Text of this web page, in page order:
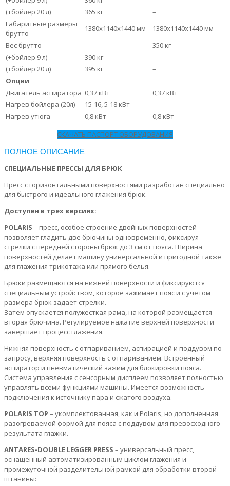
(+бойлер 20 л)
365 кг
–
Габаритные размеры
брутто
1380х1140х1440 мм
1380х1140х1440 мм
Вес брутто
–
350 кг
(+бойлер 9 л)
390 кг
–
(+бойлер 20 л)
395 кг
–
Опции
Двигатель аспиратора 0,37 кВт
0,37 кВт
Нагрев бойлера (20л)
15-16, 5-18 кВт
–
Нагрев утюга
0,8 кВт
0,8 кВт
СКАЧАТЬ ПАСПОРТ ОБОРУДОВАНИЯ
ПОЛНОЕ ОПИСАНИЕ
СПЕЦИАЛЬНЫЕ ПРЕССЫ ДЛЯ БРЮК
Пресс с горизонтальными поверхностями разработан специально
для быстрого и идеального глажения брюк.
Доступен в трех версиях:
POLARIS – пресс, особое строение двойных поверхностей
позволяет гладить две брючины одновременно, фиксируя
стрелки с передней стороны брюк до 3 см от пояса. Ширина
поверхностей делает машину универсальной и пригодной также
для глажения трикотажа или прямого белья.
Брюки размещаются на нижней поверхности и фиксируются
специальным устройством, которое зажимает пояс и с учетом
размера брюк задает стрелки.
Затем опускается полужесткая рама, на которой размещается
вторая брючина. Регулируемое нажатие верхней поверхности
завершает процесс глажения.
Нижняя поверхность с отпариванием, аспирацией и поддувом по
запросу, верхняя поверхность с отпариванием. Встроенный
аспиратор и пневматический зажим для блокировки пояса.
Система управления с сенсорным дисплеем позволяет полностью
управлять всеми функциями машины. Имеется возможность
подключения к источнику пара и сжатого воздуха.
POLARIS TOP – укомплектованная, как и Polaris, но дополненная
разогреваемой формой для пояса с поддувом для превосходного
результата глажки.
ANTARES-DOUBLE LEGGER PRESS – универсальный пресс,
оснащенный автоматизированным циклом глажения и
промежуточной разделительной рамкой для обработки второй
штанины: